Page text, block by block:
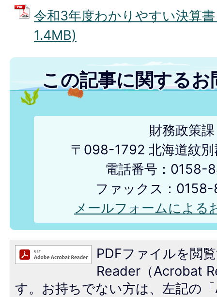
令和3年度わかりやすい決算
1.4MB)
この記事に関する
財務政策課
〒098-1792 北海道紋別
電話番号：0158-
ファックス：
メールフォームによる
PDFファイルを閲
Reader（Acrobat
す。お持ちでない方は、左記の